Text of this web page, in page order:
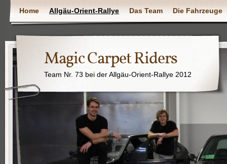
Home Allgäu-Orient-Rallye Das Team Die Fahrzeuge
Magic Carpet Riders
Team Nr. 73 bei der Allgäu-Orient-Rallye 2012